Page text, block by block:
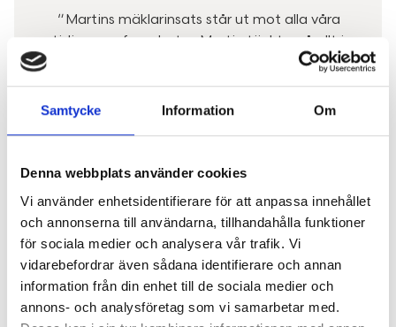
Samtycke Information Om
Denna webbplats använder cookies
Vi använder enhetsidentifierare för att anpassa innehållet
och annonserna till användarna, tillhandahålla funktioner
för sociala medier och analysera vår trafik. Vi
vidarebefordrar även sådana identifierare och annan
information från din enhet till de sociala medier och
annons- och analysföretag som vi samarbetar med.
" Martins mäklarinsats står ut mot alla våra
tidigare erfarenheter. Martin tänkte på allt i
detalj så att vi kunde fokusera på annat och
kommunicerade med oss i varje steg i
processen. Kombinationen av snabb respons
exceptionellt omhändertagna och önskar ge
2026-04-11